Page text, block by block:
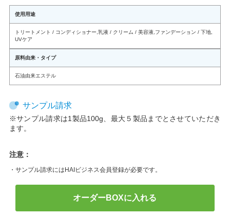
使用用途
トリートメント / コンディショナー,乳液 / クリーム / 美容液,ファンデーション / 下地,
UVケア
原料由来・タイプ
石油由来エステル
サンプル請求
※サンプル請求は1製品100g、最大５製品までとさせていただき
ます。
注意：
・サンプル請求にはHAIビジネス会員登録が必要です。
オーダーBOXに入れる